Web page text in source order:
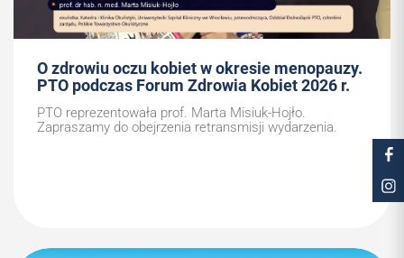
O zdrowiu oczu kobiet w okresie menopauzy.
PTO podczas Forum Zdrowia Kobiet 2026 r.
PTO reprezentowała prof. Marta Misiuk-Hojło.
Zapraszamy do obejrzenia retransmisji wydarzenia.